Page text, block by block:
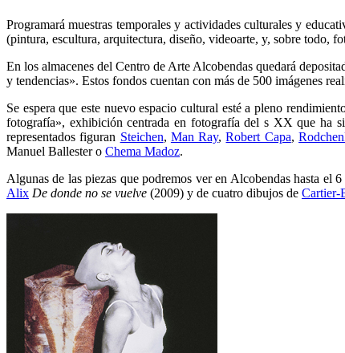
Programará muestras temporales y actividades culturales y
(pintura, escultura, arquitectura, diseño, videoarte, y, sobre todo,
En los almacenes del Centro de Arte Alcobendas quedará
y tendencias». Estos fondos cuentan con más de 500 imágenes
Se espera que este nuevo espacio cultural esté a pleno
fotografía», exhibición centrada en fotografía del s XX que ha
representados figuran Steichen, Man Ray,Robert Capa,
Manuel Ballester o Chema Madoz.
Algunas de las piezas que podremos ver en Alcobendas hasta el
Alix De donde no se vuelve (2009) y de cuatro dibujos de Cartier-